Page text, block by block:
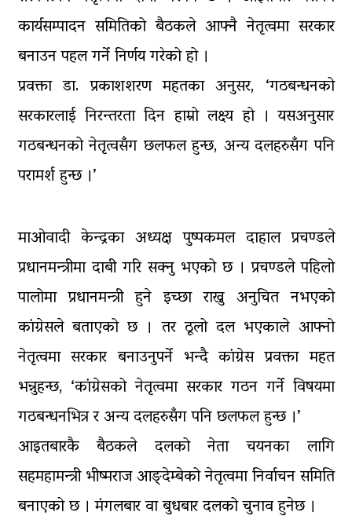
घरमाथि पहिरो खस्दा ३ वर्षीय बालकको
मृत्यु, दुई घाइते
कार्यसम्पादन समितिको बैठकले आफ्नै नेतृत्वमा सरकार
बनाउन पहल गर्ने निर्णय गरेको हो ।
प्रवक्ता डा. प्रकाशशरण महतका अनुसर, ‘गठबन्धनको
सरकारलाई निरन्तरता दिन हाम्रो लक्ष्य हो । यसअनुसार
गठबन्धनको नेतृत्वसँग छलफल हुन्छ, अन्य दलहरुसँग पनि
परामर्श हुन्छ ।’
माओवादी केन्द्रका अध्यक्ष पुष्पकमल दाहाल प्रचण्डले
प्रधानमन्त्रीमा दाबी गरि सक्नु भएको छ । प्रचण्डले पहिलो
पालोमा प्रधानमन्त्री हुने इच्छा राख्नु अनुचित नभएको
कांग्रेसले बताएको छ । तर ठूलो दल भएकाले आफ्नो
नेतृत्वमा सरकार बनाउनुपर्ने भन्दै कांग्रेस प्रवक्ता महत
भन्नुहन्छ, ‘कांग्रेसको नेतृत्वमा सरकार गठन गर्ने विषयमा
गठबन्धनभित्र र अन्य दलहरुसँग पनि छलफल हुन्छ ।’
आइतबारकै बैठकले दलको नेता चयनका लागि
सहमहामन्त्री भीष्मराज आङ्देम्बेको नेतृत्वमा निर्वाचन समिति
बनाएको छ । मंगलबार वा बुधबार दलको चुनाव हुनेछ ।